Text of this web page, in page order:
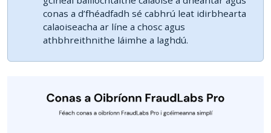
conas a d’fhéadfadh sé cabhrú leat idirbhearta
calaoiseacha ar líne a chosc agus
athbhreithnithe láimhe a laghdú.